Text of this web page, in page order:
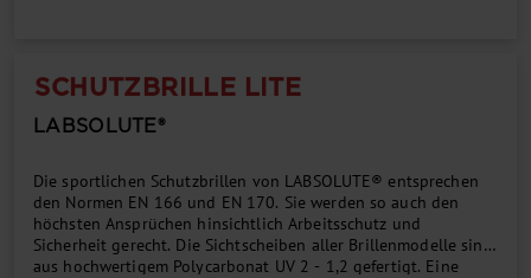
SCHUTZBRILLE LITE
LABSOLUTE®
Die sportlichen Schutzbrillen von LABSOLUTE® entsprechen
den Normen EN 166 und EN 170. Sie werden so auch den
höchsten Ansprüchen hinsichtlich Arbeitsschutz und
Sicherheit gerecht. Die Sichtscheiben aller Brillenmodelle sind
aus hochwertigem Polycarbonat UV 2 - 1,2 gefertigt. Eine